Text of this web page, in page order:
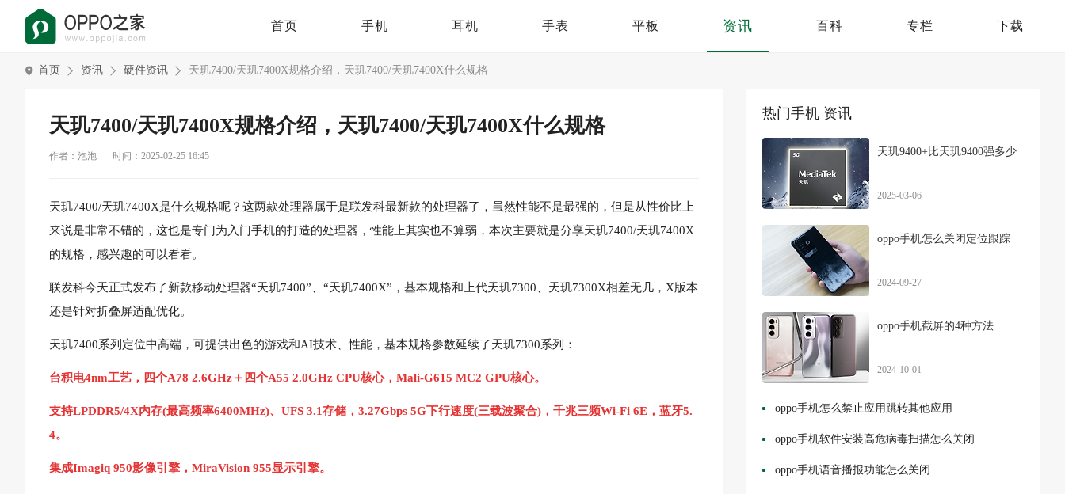
首页 手机 耳机 手表 平板 资讯 百科 专栏 下载
首页 资讯 硬件资讯 天玑7400/天玑7400X规格介绍，天玑7400/天玑7400X什么规格
天玑7400/天玑7400X规格介绍，天玑7400/天玑7400X什么规格
作者：泡泡 时间：2025-02-25 16:45
天玑7400/天玑7400X是什么规格呢？这两款处理器属于是联发科最新款的处理器了，虽然性能不是最强的，但是从性价比上
来说是非常不错的，这也是专门为入门手机的打造的处理器，性能上其实也不算弱，本次主要就是分享天玑7400/天玑7400X
的规格，感兴趣的可以看看。
联发科今天正式发布了新款移动处理器“天玑7400”、“天玑7400X”，基本规格和上代天玑7300、天玑7300X相差无几，X版本
还是针对折叠屏适配优化。
天玑7400系列定位中高端，可提供出色的游戏和AI技术、性能，基本规格参数延续了天玑7300系列：
台积电4nm工艺，四个A78 2.6GHz＋四个A55 2.0GHz CPU核心，Mali-G615 MC2 GPU核心。
支持LPDDR5/4X内存(最高频率6400MHz)、UFS 3.1存储，3.27Gbps 5G下行速度(三载波聚合)，千兆三频Wi-Fi 6E，蓝牙5.
4。
集成Imagiq 950影像引擎，MiraVision 955显示引擎。
热门手机 资讯
天玑9400+比天玑9400强多少
2025-03-06
oppo手机怎么关闭定位跟踪
2024-09-27
oppo手机截屏的4种方法
2024-10-01
oppo手机怎么禁止应用跳转其他应用
oppo手机软件安装高危病毒扫描怎么关闭
oppo手机语音播报功能怎么关闭